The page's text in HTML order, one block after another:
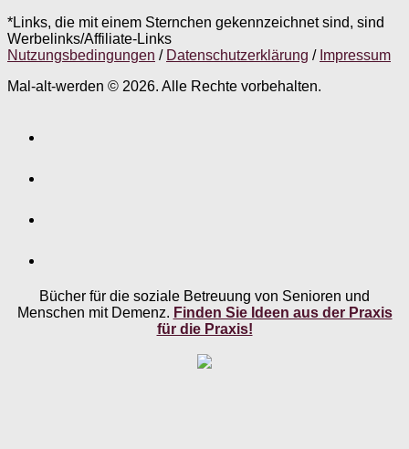
*Links, die mit einem Sternchen gekennzeichnet sind, sind
Werbelinks/Affiliate-Links
Nutzungsbedingungen / Datenschutzerklärung / Impressum
Mal-alt-werden © 2026. Alle Rechte vorbehalten.
Bücher für die soziale Betreuung von Senioren und
Menschen mit Demenz. Finden Sie Ideen aus der Praxis
für die Praxis!